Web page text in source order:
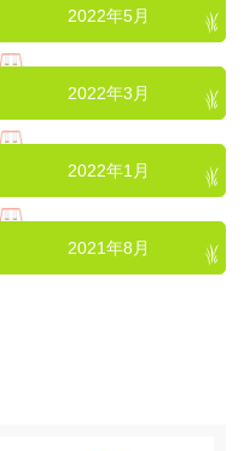
2022年5月
2022年3月
2022年1月
2021年8月